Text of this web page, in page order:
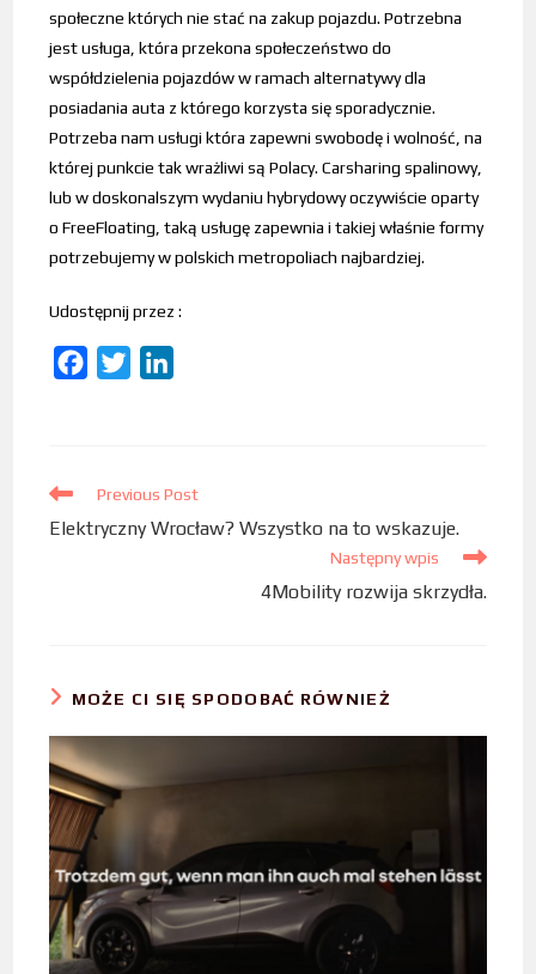
społeczne których nie stać na zakup pojazdu. Potrzebna
jest usługa, która przekona społeczeństwo do
współdzielenia pojazdów w ramach alternatywy dla
posiadania auta z którego korzysta się sporadycznie.
Potrzeba nam usługi która zapewni swobodę i wolność, na
której punkcie tak wrażliwi są Polacy. Carsharing spalinowy,
lub w doskonalszym wydaniu hybrydowy oczywiście oparty
o FreeFloating, taką usługę zapewnia i takiej właśnie formy
potrzebujemy w polskich metropoliach najbardziej.
Udostępnij przez :
b
o
t
e
e
d
Previous Post
Elektryczny Wrocław? Wszystko na to wskazuje.
Następny wpis
4Mobility rozwija skrzydła.
MOŻE CI SIĘ SPODOBAĆ RÓWNIEŻ